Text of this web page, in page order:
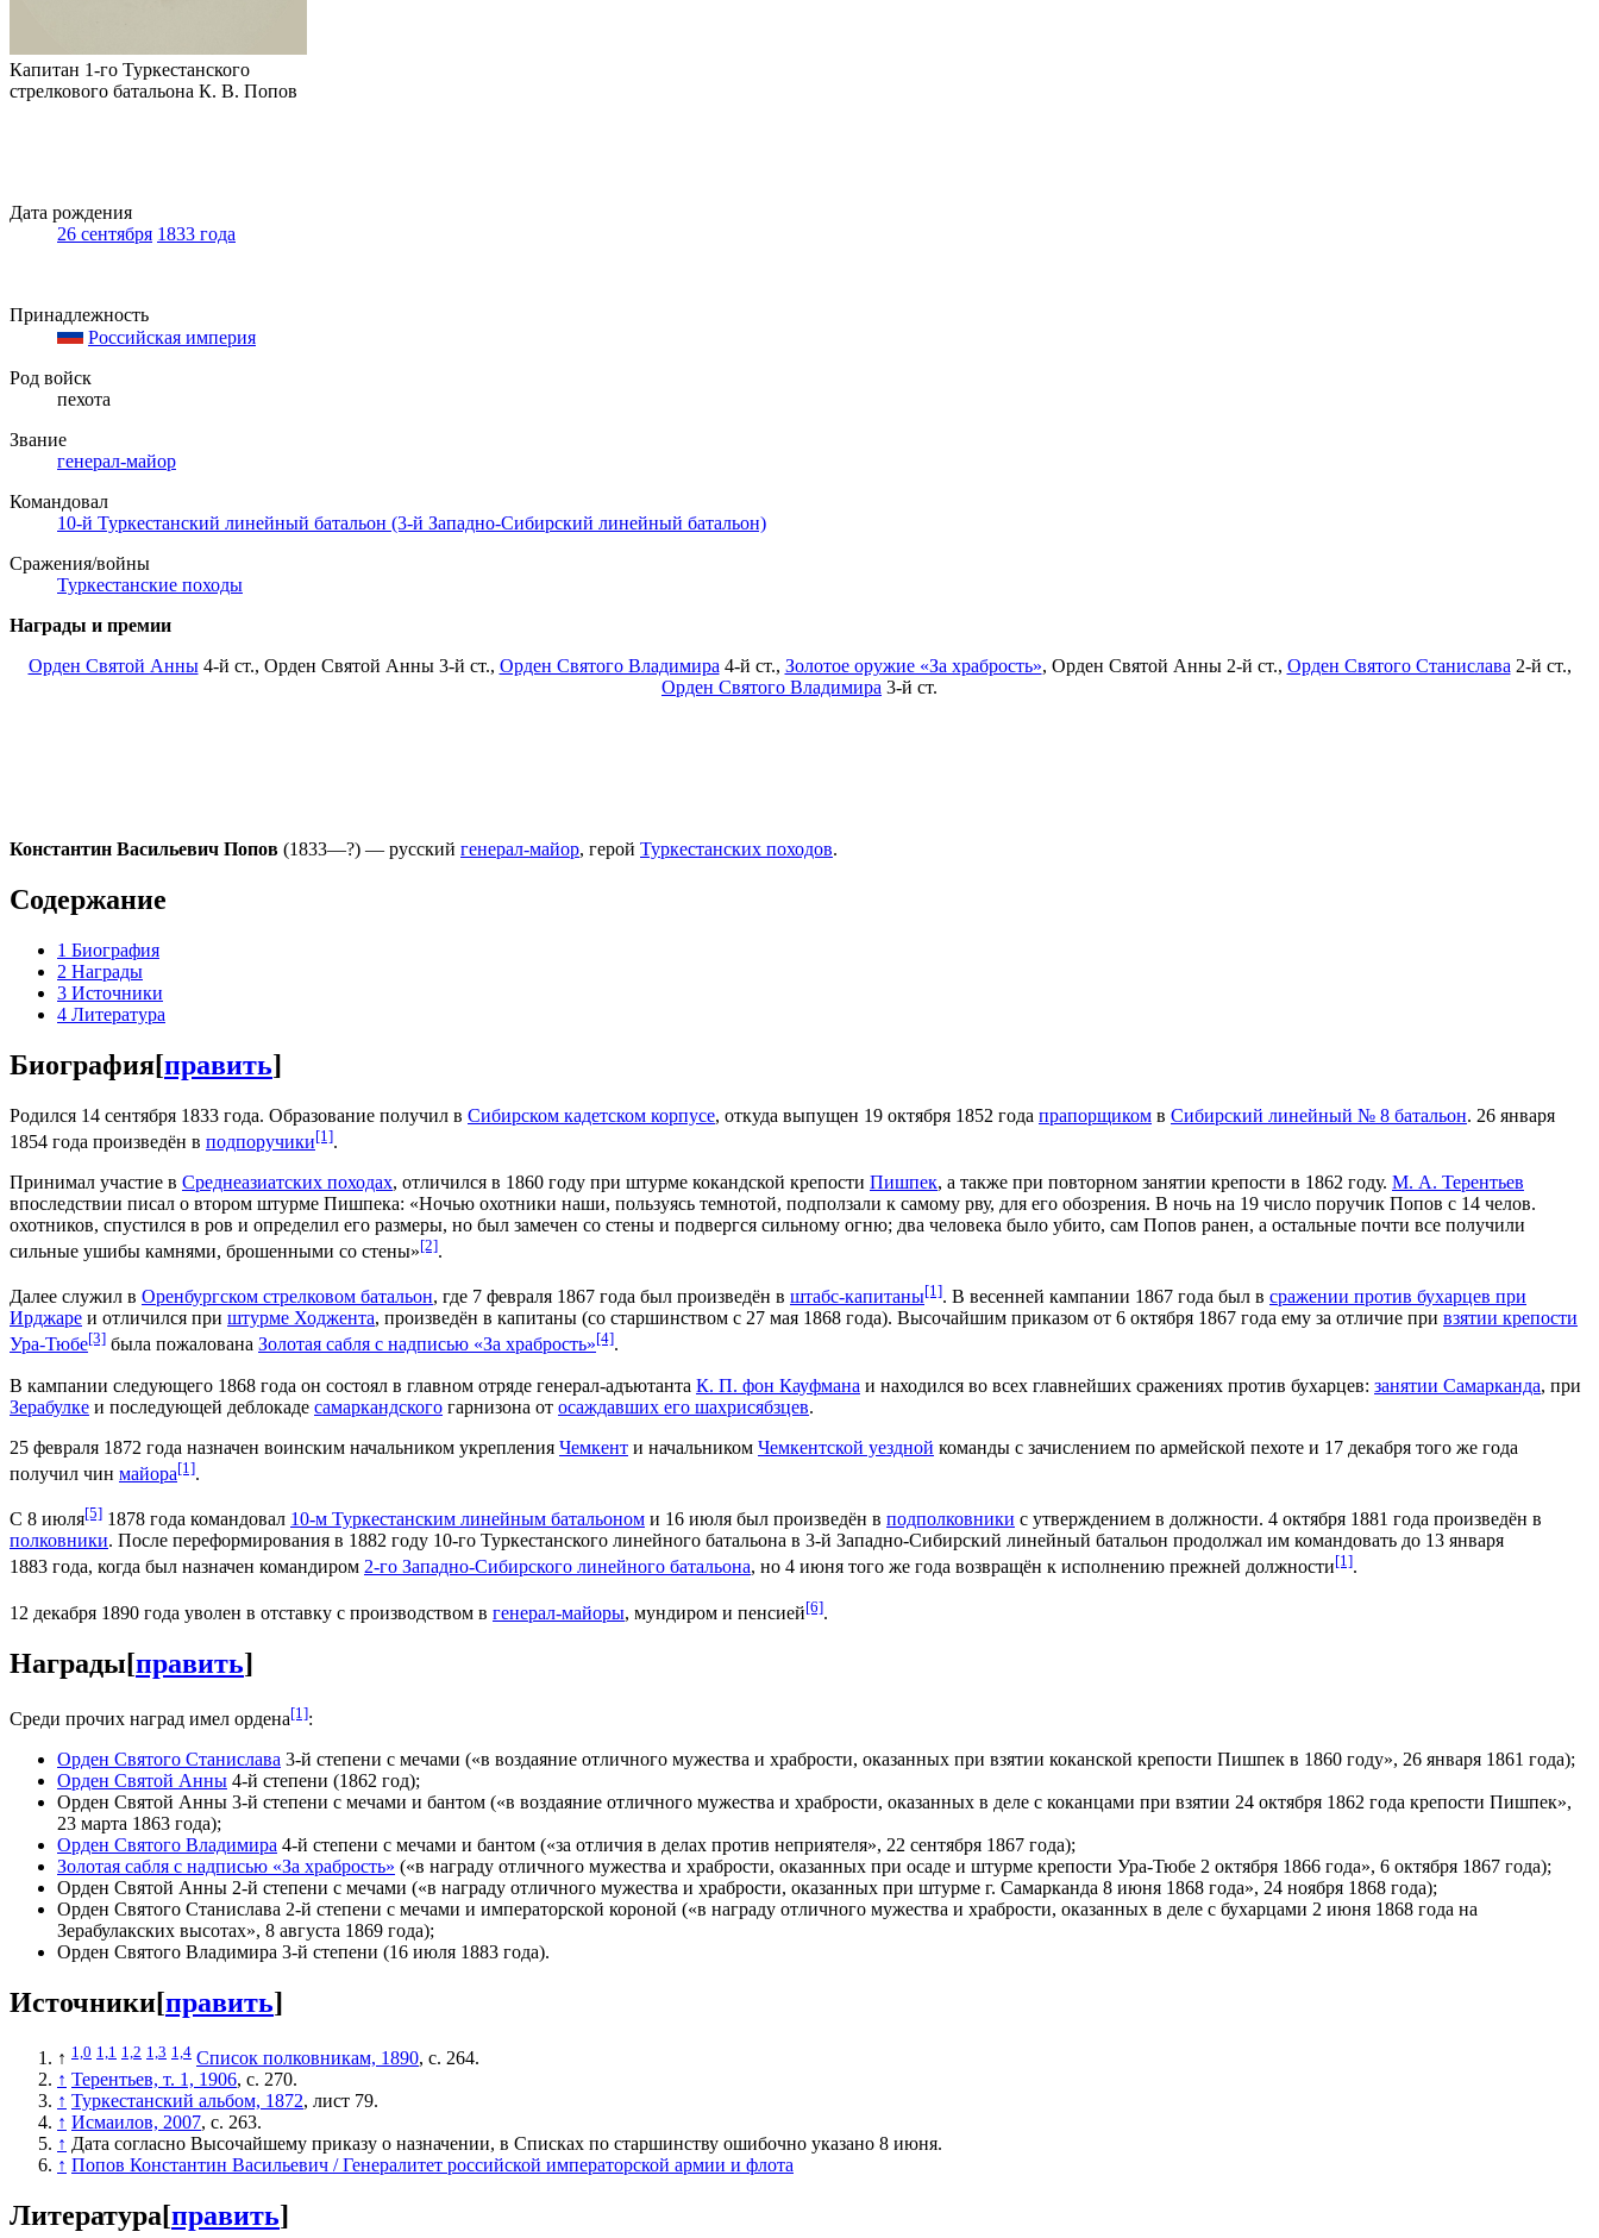
Капитан 1-го Туркестанского
стрелкового батальона К. В. Попов
Дата рождения
26 сентября 1833 года
Принадлежность
Российская империя
Род войск
пехота
Звание
генерал-майор
Командовал
10-й Туркестанский линейный батальон (3-й Западно-Сибирский линейный батальон)
Сражения/войны
Туркестанские походы
Награды и премии
Орден Святой Анны4-й ст., Орден Святой Анны 3-й ст., Орден Святого Владимира 4-й ст., Золотое оружие «За храбрость», Орден Святой Анны 2-й ст., Орден Святого Станислава 2-й ст.,
Орден Святого Владимира 3-й ст.
Константин Васильевич Попов (1833—?) — русский генерал-майор, герой Туркестанских походов.
Содержание
1 Биография
2 Награды
3 Источники
4 Литература
Биография[править]
Родился 14 сентября 1833 года. Образование получил в Сибирском кадетском корпусе, откуда выпущен 19 октября 1852 года прапорщиком в Сибирский линейный № 8 батальон. 26 января
1854 года произведён в подпоручики[1].
Принимал участие в Среднеазиатских походах, отличился в 1860 году при штурме кокандской крепости Пишпек, а также при повторном занятии крепости в 1862 году. М. А. Терентьев
впоследствии писал о втором штурме Пишпека: «Ночью охотники наши, пользуясь темнотой, подползали к самому рву, для его обозрения. В ночь на 19 число поручик Попов с 14 челов.
охотников, спустился в ров и определил его размеры, но был замечен со стены и подвергся сильному огню; два человека было убито, сам Попов ранен, а остальные почти все получили
сильные ушибы камнями, брошенными со стены»[2].
Далее служил в Оренбургском стрелковом батальон, где 7 февраля 1867 года был произведён в штабс-капитаны[1]. В весенней кампании 1867 года был в сражении против бухарцев при
Ирджаре и отличился при штурме Ходжента, произведён в капитаны (со старшинством с 27 мая 1868 года). Высочайшим приказом от 6 октября 1867 года ему за отличие при взятии крепости
Ура-Тюбе[3] была пожалована Золотая сабля с надписью «За храбрость»[4].
В кампании следующего 1868 года он состоял в главном отряде генерал-адъютанта К. П. фон Кауфмана и находился во всех главнейших сражениях против бухарцев: занятии Самарканда, при
Зерабулке и последующей деблокаде самаркандского гарнизона от осаждавших его шахрисябзцев.
25 февраля 1872 года назначен воинским начальником укрепления Чемкент и начальником Чемкентской уездной команды с зачислением по армейской пехоте и 17 декабря того же года
получил чин майора[1].
С 8 июля[5] 1878 года командовал 10-м Туркестанским линейным батальоном и 16 июля был произведён в подполковники с утверждением в должности. 4 октября 1881 года произведён в
полковники. После переформирования в 1882 году 10-го Туркестанского линейного батальона в 3-й Западно-Сибирский линейный батальон продолжал им командовать до 13 января
1883 года, когда был назначен командиром 2-го Западно-Сибирского линейного батальона, но 4 июня того же года возвращён к исполнению прежней должности[1].
12 декабря 1890 года уволен в отставку с производством в генерал-майоры, мундиром и пенсией[6].
Награды[править]
Среди прочих наград имел ордена[1]:
Орден Святого Станислава 3-й степени с мечами («в воздаяние отличного мужества и храбрости, оказанных при взятии коканской крепости Пишпек в 1860 году», 26 января 1861 года);
Орден Святой Анны 4-й степени (1862 год);
Орден Святой Анны 3-й степени с мечами и бантом («в воздаяние отличного мужества и храбрости, оказанных в деле с коканцами при взятии 24 октября 1862 года крепости Пишпек»,
23 марта 1863 года);
Орден Святого Владимира 4-й степени с мечами и бантом («за отличия в делах против неприятеля», 22 сентября 1867 года);
Золотая сабля с надписью «За храбрость» («в награду отличного мужества и храбрости, оказанных при осаде и штурме крепости Ура-Тюбе 2 октября 1866 года», 6 октября 1867 года);
Орден Святой Анны 2-й степени с мечами («в награду отличного мужества и храбрости, оказанных при штурме г. Самарканда 8 июня 1868 года», 24 ноября 1868 года);
Орден Святого Станислава 2-й степени с мечами и императорской короной («в награду отличного мужества и храбрости, оказанных в деле с бухарцами 2 июня 1868 года на
Зерабулакских высотах», 8 августа 1869 года);
Орден Святого Владимира 3-й степени (16 июля 1883 года).
Источники[править]
↑ 1,0 1,1 1,2 1,3 1,4 Список полковникам, 1890, с. 264.
↑ Терентьев, т. 1, 1906, с. 270.
↑ Туркестанский альбом, 1872, лист 79.
↑ Исмаилов, 2007, с. 263.
↑ Дата согласно Высочайшему приказу о назначении, в Списках по старшинству ошибочно указано 8 июня.
↑ Попов Константин Васильевич / Генералитет российской императорской армии и флота
Литература[править]